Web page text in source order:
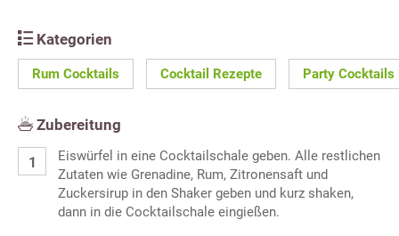
Kategorien
Rum Cocktails Cocktail Rezepte Party Cocktails
Zubereitung
Eiswürfel in eine Cocktailschale geben. Alle restlichen
Zutaten wie Grenadine, Rum, Zitronensaft und
Zuckersirup in den Shaker geben und kurz shaken,
dann in die Cocktailschale eingießen.